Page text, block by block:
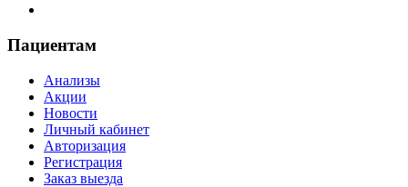
Пациентам
Анализы
Акции
Новости
Личный кабинет
Авторизация
Регистрация
Заказ выезда